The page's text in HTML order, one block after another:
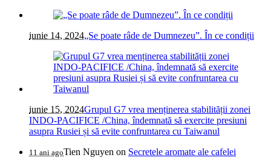
iunie 14, 2024„Se poate râde de Dumnezeu”. În ce condiții
iunie 15, 2024Grupul G7 vrea menținerea stabilității zonei
INDO-PACIFICE /China, îndemnată să exercite presiuni
asupra Rusiei și să evite confruntarea cu Taiwanul
11 ani agoTien Nguyen on Secretele aromate ale cafelei